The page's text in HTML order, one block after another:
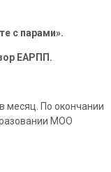
с парами».
ЕАРПП.
месяц. По окончании
МОО